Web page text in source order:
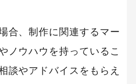
合、制作に関連するマー
ノウハウを持っているこ
談やアドバイスをもらえ